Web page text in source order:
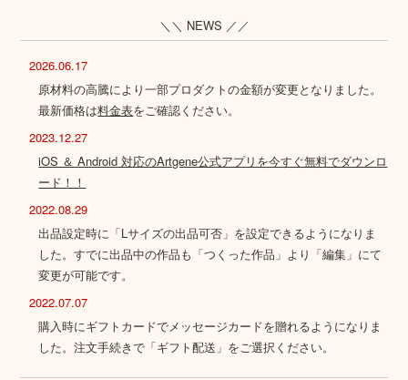
＼＼ NEWS ／／
2026.06.17
原材料の高騰により一部プロダクトの金額が変更となりました。
最新価格は料金表をご確認ください。
2023.12.27
iOS ＆ Android 対応のArtgene公式アプリを今すぐ無料でダウンロ
ード！！
2022.08.29
出品設定時に「Lサイズの出品可否」を設定できるようになりま
した。すでに出品中の作品も「つくった作品」より「編集」にて
変更が可能です。
2022.07.07
購入時にギフトカードでメッセージカードを贈れるようになりま
した。注文手続きで「ギフト配送」をご選択ください。